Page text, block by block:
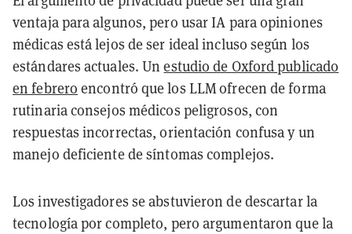
ventaja para algunos, pero usar IA para opiniones
médicas está lejos de ser ideal incluso según los
estándares actuales. Unestudio de Oxford publicado
en febrero encontró que los LLM ofrecen de forma
rutinaria consejos médicos peligrosos, con
respuestas incorrectas, orientación confusa y un
manejo deficiente de síntomas complejos.
Los investigadores se abstuvieron de descartar la
tecnología por completo, pero argumentaron que la